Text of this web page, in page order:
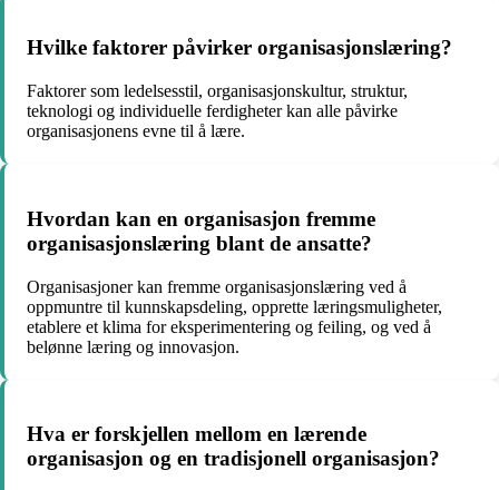
Hvilke faktorer påvirker organisasjonslæring?
Faktorer som ledelsesstil, organisasjonskultur, struktur,
teknologi og individuelle ferdigheter kan alle påvirke
organisasjonens evne til å lære.
Hvordan kan en organisasjon fremme
organisasjonslæring blant de ansatte?
Organisasjoner kan fremme organisasjonslæring ved å
oppmuntre til kunnskapsdeling, opprette læringsmuligheter,
etablere et klima for eksperimentering og feiling, og ved å
belønne læring og innovasjon.
Hva er forskjellen mellom en lærende
organisasjon og en tradisjonell organisasjon?